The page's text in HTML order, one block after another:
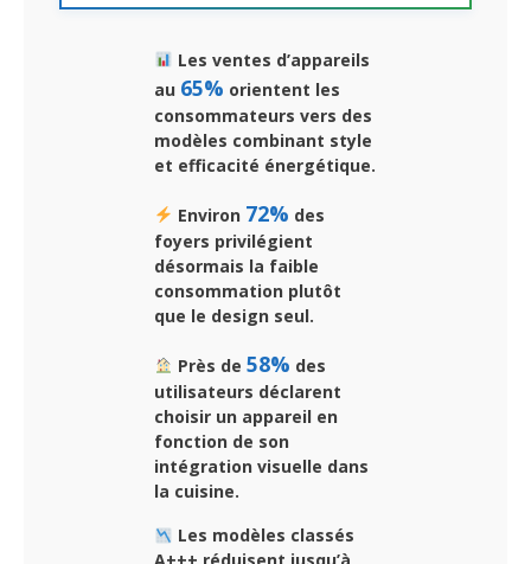
Les ventes d’appareils
au 65% orientent les
consommateurs vers des
modèles combinant style
et efficacité énergétique.
Environ 72% des
foyers privilégient
désormais la faible
consommation plutôt
que le design seul.
Près de 58% des
utilisateurs déclarent
choisir un appareil en
fonction de son
intégration visuelle dans
la cuisine.
Les modèles classés